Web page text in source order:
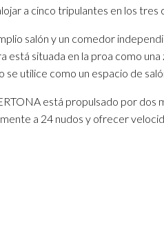
a cinco tripulantes en los tres
salón y un comedor
está situada en la proa como
se utilice como un espacio de
está propulsado por
a 24 nudos y ofrecer